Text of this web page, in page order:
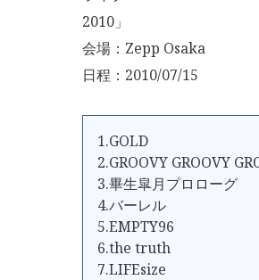
2010」
会場：Zepp Osaka
日程：2010/07/15
1.GOLD
2.GROOVY GROOVY
3.畢生皐月プロローグ
4.バーレル
5.EMPTY96
6.the truth
7.LIFEsize